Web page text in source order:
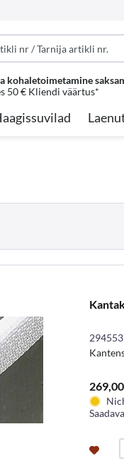
kohaletoimetamine
50 € Kliendi väärtus*
294553